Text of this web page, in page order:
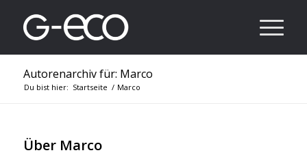
Autorenarchiv für: Marco
Du bist hier: Startseite / Marco
Über Marco